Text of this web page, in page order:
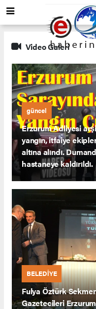
Video Galeri
güncel
Erzurum Adliyesi
yangın, itfaiye
altına alındı.
hastaneye kaldırıldı.
BELEDİYE
Fulya Öztürk
Gazetecileri